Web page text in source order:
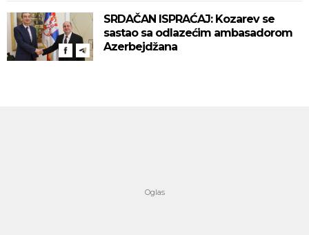
SRDAČAN ISPRAĆAJ: Kozarev se
sastao sa odlazećim ambasadorom
Azerbejdžana